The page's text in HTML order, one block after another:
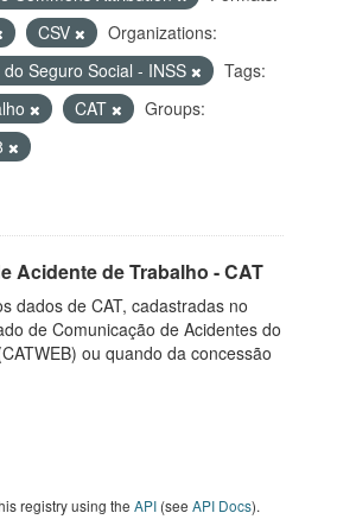
CSV
Organizations:
Seguro Social - INSS
Tags:
CAT
Groups:
Acidente de Trabalho - CAT
dados de CAT, cadastradas no
de Comunicação de Acidentes do
ou quando da concessão
registry using the API (see API Docs).